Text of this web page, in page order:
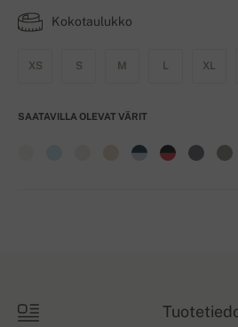
Kokotaulukko
XS S M L XL
SAATAVILLA OLEVAT VÄRIT